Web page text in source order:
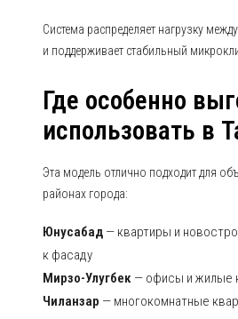
Система распределяет нагрузку
и поддерживает стабильный
Где особенно
использовать в
Эта модель отлично подходит для
районах города:
Юнусабад — квартиры и
к фасаду
Мирзо-Улугбек — офисы и жилые
Чиланзар — многокомнатные